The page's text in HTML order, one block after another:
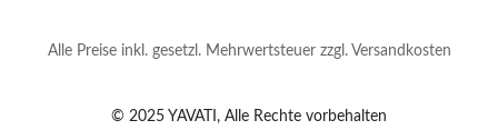
Alle Preise inkl. gesetzl. Mehrwertsteuer zzgl. Versandkosten
© 2025 YAVATI, Alle Rechte vorbehalten